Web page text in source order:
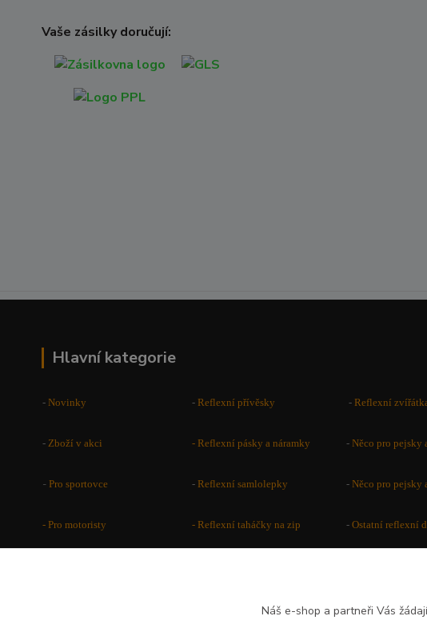
Vaše zásilky doručují:
Hlavní kategorie
- Novinky - Reflexní přívěsky - Reflexní
- Zboží v akci - Reflexní pásky a náramky - Něco pro pejsky
- Pro sportovce - Reflexní samlolepky - Něco pro pejsky
- Pro motoristy - Reflexní taháčky na zip - Ostatní reflexní
Reflexní kšiltovky a čepice -Na zakázku
Náš e-shop a partneři Vás